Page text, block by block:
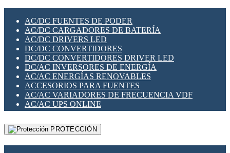
SWITCH Y MICROSWITCH
TARJETAS PI
UNIÓN Y DERIVACIÓN DE CABLE
PLACAS MODULARES IOT
SWITCHES Y REDES WIFI
SOLUCIONES IOT
SOLUCIONES LORAWAN
SOLUCIONES RED CELULAR
SEGURIDAD PARA REDES
SWITCHES LAN
TELEFONÍA IP (VOIP)
VIGILANCIA IP (CCTV)
MESHTASTIC
AC/DC FUENTES DE PODER
AC/DC CARGADORES DE BATERÍA
AC/DC DRIVERS LED
DC/DC CONVERTIDORES
DC/DC CONVERTIDORES DRIVER LED
DC/AC INVERSORES DE ENERGÍA
AC/AC ENERGÍAS RENOVABLES
ACCESORIOS PARA FUENTES
AC/AC VARIADORES DE FRECUENCIA VDF
AC/AC UPS ONLINE
PROTECCIÓN